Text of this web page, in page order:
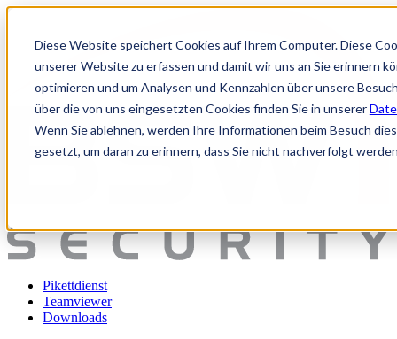
Diese Website speichert Cookies auf Ihrem Computer. Diese
unserer Website zu erfassen und damit wir uns an Sie erinnern
optimieren und um Analysen und Kennzahlen über unsere
über die von uns eingesetzten Cookies finden Sie in unserer
Wenn Sie ablehnen, werden Ihre Informationen beim Besuch
gesetzt, um daran zu erinnern, dass Sie nicht nachverfolgt
Pikettdienst
Teamviewer
Downloads